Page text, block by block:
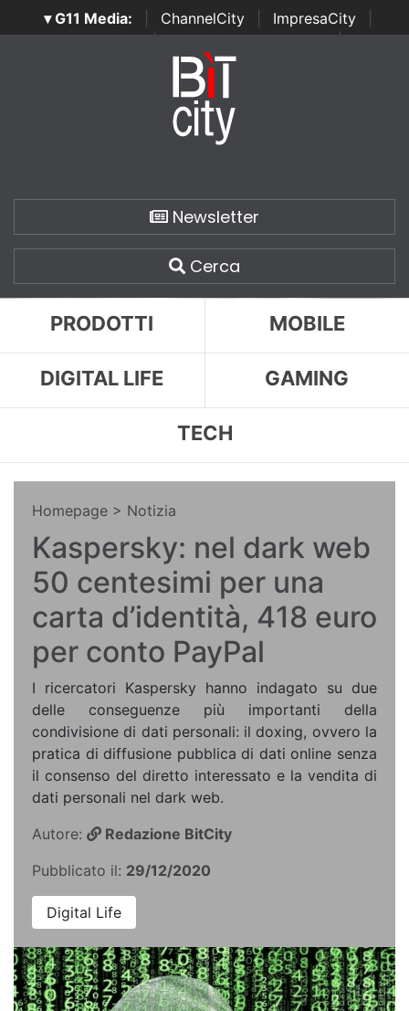
▾ G11 Media: ChannelCity ImpresaCity
SecurityOpenLab | Italian Channel Awards | Italian
Italian Security Awards
Newsletter
Cerca
PRODOTTI MOBILE
DIGITAL LIFE GAMING
TECH
Homepage > Notizia
Kaspersky: nel dark web
50 centesimi per una
carta d’identità, 418 euro
per conto PayPal
I ricercatori Kaspersky hanno indagato su due
delle conseguenze più importanti della
condivisione di dati personali: il doxing, ovvero la
pratica di diffusione pubblica di dati online senza
il consenso del diretto interessato e la vendita di
dati personali nel dark web.
Autore:
Redazione BitCity
Pubblicato il: 29/12/2020
Digital Life